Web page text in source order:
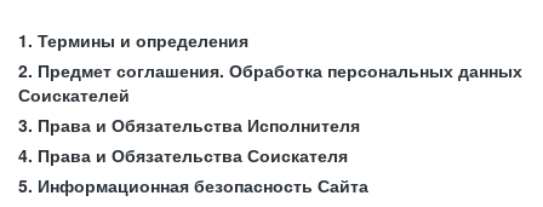
1. Термины и определения
2. Предмет соглашения. Обработка персональных данных
Соискателей
3. Права и Обязательства Исполнителя
4. Права и Обязательства Соискателя
5. Информационная безопасность Сайта